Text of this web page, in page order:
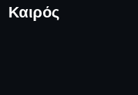
Καιρός